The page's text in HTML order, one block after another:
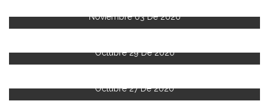
Noviembre 03 De 2020
Octubre 29 De 2020
Octubre 27 De 2020